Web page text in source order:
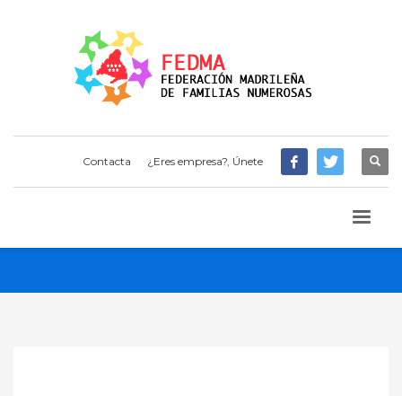
Contacta ¿Eres empresa?, Únete